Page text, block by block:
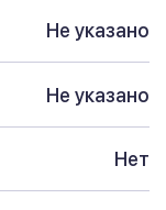
Не указано
Не указано
Нет